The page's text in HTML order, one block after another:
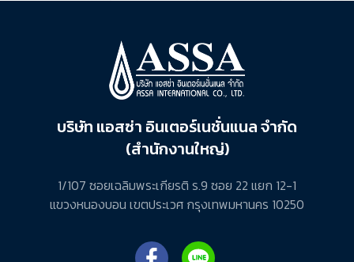
บริษัท แอสซ่า อินเตอร์เนชั่นแนล จำกัด
(สำนักงานใหญ่)
1/107 ซอยเฉลิมพระเกียรติ ร.9 ซอย 22 แยก 12-1
แขวงหนองบอน เขตประเวศ กรุงเทพมหานคร 10250